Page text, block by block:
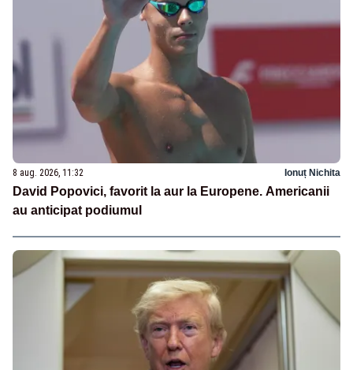
8 aug. 2026, 11:32 Ionuț Nichita
David Popovici, favorit la aur la Europene. Americanii
au anticipat podiumul